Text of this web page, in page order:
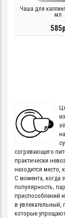
Чаша для
мл
согревающего
практически
находится место,
С момента, когда
популярность,
приспособлений
в
которые